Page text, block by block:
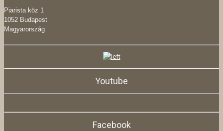
Piarista köz 1
1052 Budapest
Magyarország
Youtube
Facebook